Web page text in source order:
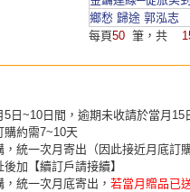
鄉愁 歸途 郭泓志
每頁50 筆，共
5日~10日間，逾期未收請於當月
購約需7~10天
，統一次月寄出（因此接近月底訂
後加【續訂戶請接續】
統一次月底寄出， 若當月贈品已